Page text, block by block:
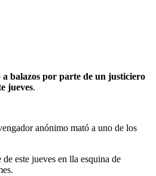
balazos por parte de un justiciero
jueves.
anónimo mató a uno de los
este jueves en lla esquina de